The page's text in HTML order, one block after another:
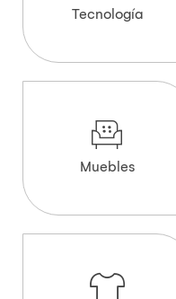
Tecnología
Muebles